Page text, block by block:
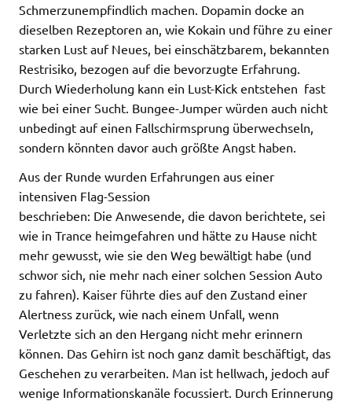
Schmerzunempfindlich machen. Dopamin docke an
dieselben Rezeptoren an, wie Kokain und führe zu einer
starken Lust auf Neues, bei einschätzbarem, bekannten
Restrisiko, bezogen auf die bevorzugte Erfahrung.
Durch Wiederholung kann ein Lust-Kick entstehen  fast
wie bei einer Sucht. Bungee-Jumper würden auch nicht
unbedingt auf einen Fallschirmsprung überwechseln,
sondern könnten davor auch größte Angst haben.
Aus der Runde wurden Erfahrungen aus einer
intensiven Flag-Session
beschrieben: Die Anwesende, die davon berichtete, sei
wie in Trance heimgefahren und hätte zu Hause nicht
mehr gewusst, wie sie den Weg bewältigt habe (und
schwor sich, nie mehr nach einer solchen Session Auto
zu fahren). Kaiser führte dies auf den Zustand einer
Alertness zurück, wie nach einem Unfall, wenn
Verletzte sich an den Hergang nicht mehr erinnern
können. Das Gehirn ist noch ganz damit beschäftigt, das
Geschehen zu verarbeiten. Man ist hellwach, jedoch auf
wenige Informationskanäle focussiert. Durch Erinnerung